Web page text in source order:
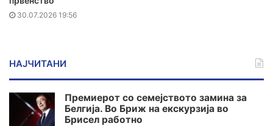
30.07.2026 19:56
НАЈЧИТАНИ
Премиерот со семејството замина за
Белгија. Во Бриж на екскурзија во
Брисел работно